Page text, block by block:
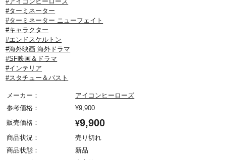
#ターミネーター
#ターミネーター ニューフェイト
#キャラクター
#エンドスケルトン
#海外映画 海外ドラマ
#SF映画＆ドラマ
#インテリア
#スタチュー＆バスト
メーカー：
アイコンヒーローズ
参考価格：
¥9,900
販売価格：
¥9,900
商品状況：
売り切れ
商品状態：
新品